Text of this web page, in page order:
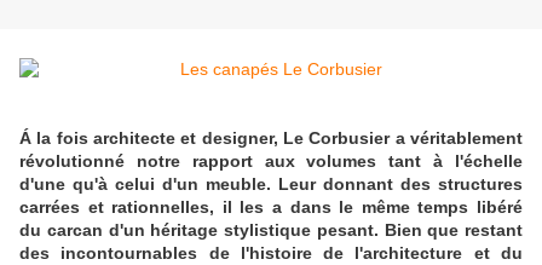
Á la fois architecte et designer, Le Corbusier a véritablement
révolutionné notre rapport aux volumes tant à l'échelle
d'une qu'à celui d'un meuble. Leur donnant des structures
carrées et rationnelles, il les a dans le même temps libéré
du carcan d'un héritage stylistique pesant. Bien que restant
des incontournables de l'histoire de l'architecture et du